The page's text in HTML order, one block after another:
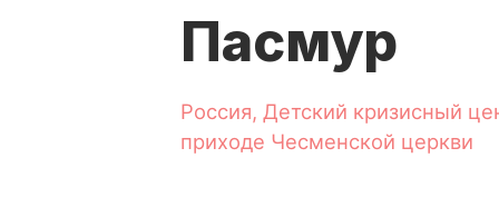
Пасмур
Россия, Детский кризисный
приходе Чесменской церкви